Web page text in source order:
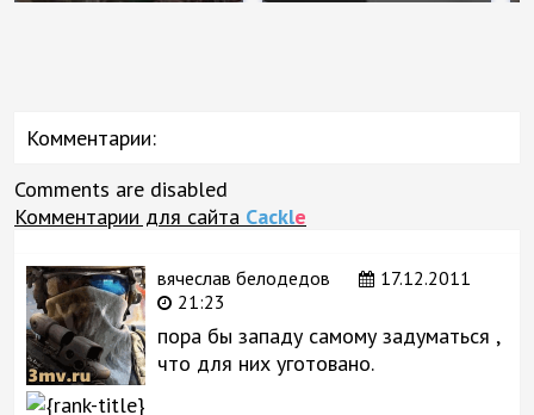
Комментарии:
Comments are disabled
Комментарии для сайта Cackle
вячеслав белодедов
17.12.2011
21:23
пора бы западу самому задуматься ,
что для них уготовано.